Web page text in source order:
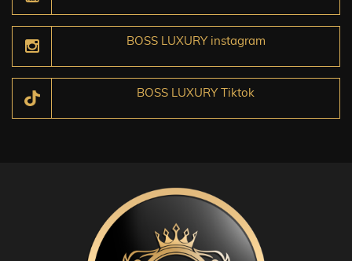
BOSS LUXURY instagram
BOSS LUXURY Tiktok